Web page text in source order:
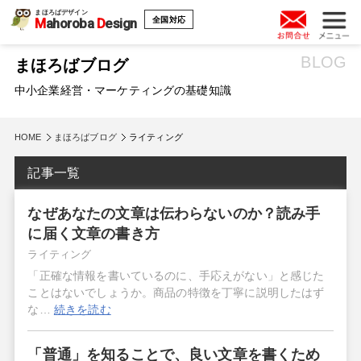
まほろばデザイン
Mahoroba Design 全国対応
まほろばブログ BLOG
中小企業経営・マーケティングの基礎知識
HOME まほろばブログ ライティング
記事一覧
なぜあなたの文章は伝わらないのか？読み手
に届く文章の書き方
ライティング
「正確な情報を書いているのに、手応えがない」と感じた
ことはないでしょうか。商品の特徴を丁寧に説明したはず
な… 続きを読む
「普通」を知ることで、良い文章を書くため